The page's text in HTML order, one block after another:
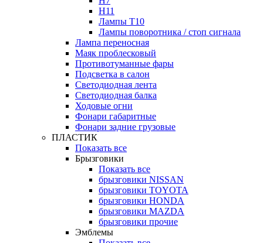
H11
Лампы Т10
Лампы поворотника / стоп сигнала
Лампа переносная
Маяк проблесковый
Противотуманные фары
Подсветка в салон
Светодиодная лента
Светодиодная балка
Ходовые огни
Фонари габаритные
Фонари задние грузовые
ПЛАСТИК
Показать все
Брызговики
Показать все
брызговики NISSAN
брызговики TOYOTA
брызговики HONDA
брызговики MAZDA
брызговики прочие
Эмблемы